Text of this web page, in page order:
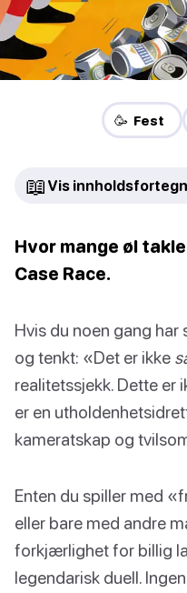
🥳 Fest
📖 Vis
Hvor mange øl
Case Race.
Hvis du noen gang har
og tenkt: «Det er ikke
realitetssjekk. Dette er
er en
kameratskap og
Enten du spiller med
eller bare med andre
forkjærlighet for billig
legendarisk duell.